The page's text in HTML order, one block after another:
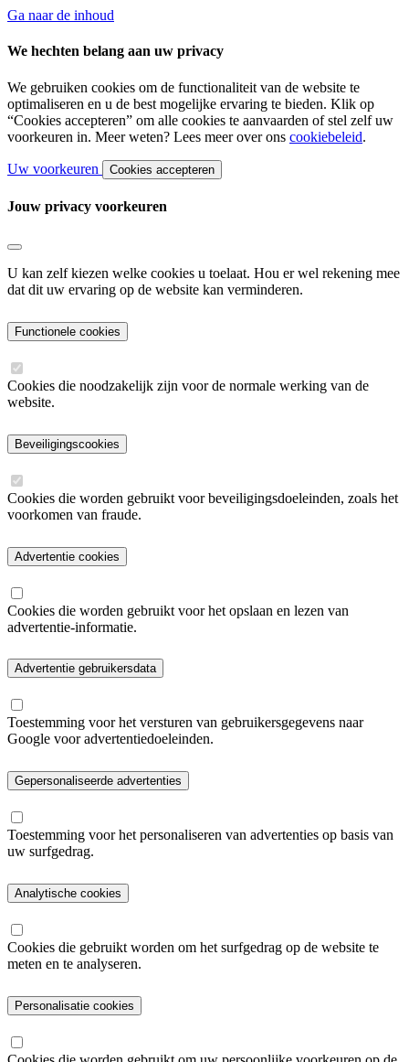
Ga naar de inhoud
We hechten belang aan uw privacy
We gebruiken cookies om de functionaliteit van de website te
optimaliseren en u de best mogelijke ervaring te bieden. Klik op
“Cookies accepteren” om alle cookies te aanvaarden of stel zelf uw
voorkeuren in. Meer weten? Lees meer over ons cookiebeleid.
Uw voorkeuren Cookies accepteren
Jouw privacy voorkeuren
U kan zelf kiezen welke cookies u toelaat. Hou er wel rekening mee
dat dit uw ervaring op de website kan verminderen.
Functionele cookies
Cookies die noodzakelijk zijn voor de normale werking van de
website.
Beveiligingscookies
Cookies die worden gebruikt voor beveiligingsdoeleinden, zoals het
voorkomen van fraude.
Advertentie cookies
Cookies die worden gebruikt voor het opslaan en lezen van
advertentie-informatie.
Advertentie gebruikersdata
Toestemming voor het versturen van gebruikersgegevens naar
Google voor advertentiedoeleinden.
Gepersonaliseerde advertenties
Toestemming voor het personaliseren van advertenties op basis van
uw surfgedrag.
Analytische cookies
Cookies die gebruikt worden om het surfgedrag op de website te
meten en te analyseren.
Personalisatie cookies